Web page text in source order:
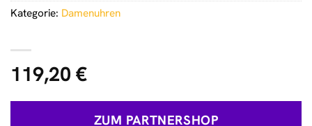
119,20 €
ZUM PARTNERSHOP
Kategorie: Damenuhren